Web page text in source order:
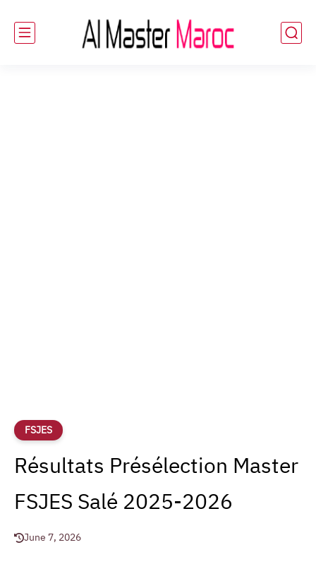
FSJES
Résultats Présélection Master
FSJES Salé 2025-2026
June 7, 2026